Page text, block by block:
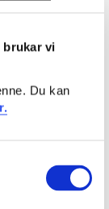
brukar vi
Du kan
som
og
å ivareta
og sikkerhet.